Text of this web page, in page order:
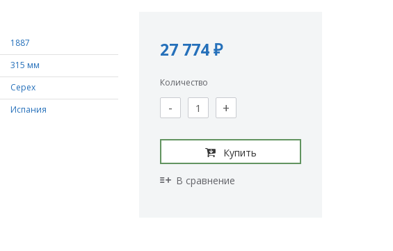
1887
315 мм
Cepex
Испания
27 774 ₽
Количество
- +
Купить
В сравнение